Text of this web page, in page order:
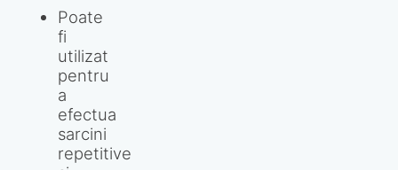
Poate
fi
utilizat
pentru
a
efectua
sarcini
repetitive